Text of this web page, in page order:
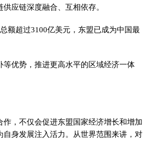
应链深度融合、互相依存。
额超过3100亿美元，东盟已成为中国最
优势，推进更高水平的区域经济一体
，不仅会促进东盟国家经济增长和增加
身发展注入活力。从世界范围来讲，对